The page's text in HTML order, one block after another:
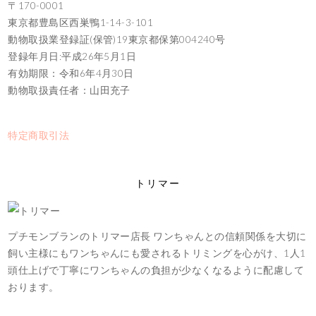
〒170-0001
東京都豊島区西巣鴨1-14-3-101
動物取扱業登録証(保管)19東京都保第004240号
登録年月日:平成26年5月1日
有効期限：令和6年4月30日
動物取扱責任者：山田充子
特定商取引法
トリマー
プチモンブランのトリマー店長 ワンちゃんとの信頼関係を大切に
飼い主様にもワンちゃんにも愛されるトリミングを心がけ、1人1
頭仕上げで丁寧にワンちゃんの負担が少なくなるように配慮して
おります。